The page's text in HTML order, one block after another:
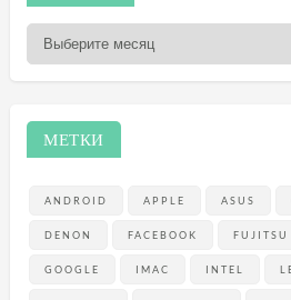
в
МЕТКИ
ANDROID APPLE ASUS
DENON FACEBOOK FUJITSU
GOOGLE IMAC INTEL